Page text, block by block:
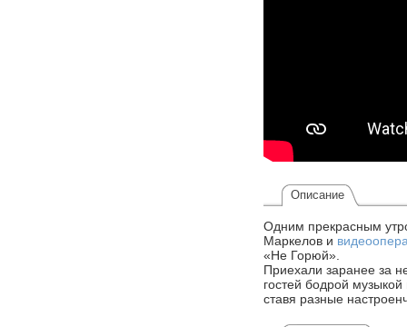
Описание
Одним прекрасным
Маркелов и
«Не Горюй».
Приехали заранее за
гостей бодрой
ставя разные